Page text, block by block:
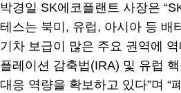
박경일 SK에코플랜트 사장은
테스는 북미, 유럽, 아시아 등 배
기차 보급이 많은 주요 권역에
플레이션 감축법(IRA) 및 유럽
대응 역량을 확보하고 있다”며 “